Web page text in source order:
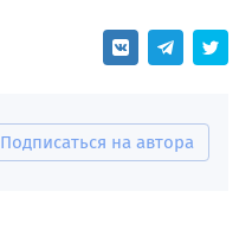
Подписаться на автора